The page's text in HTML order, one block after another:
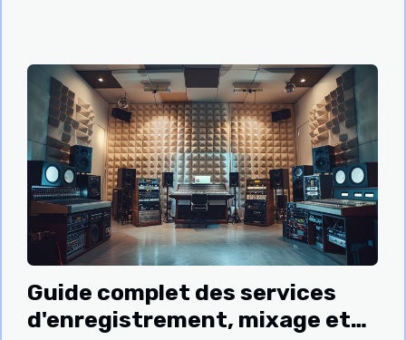
Guide complet des services
d'enregistrement, mixage et